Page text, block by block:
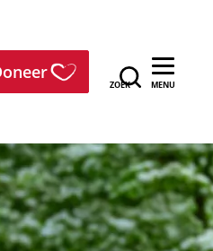
ZOEK
menu